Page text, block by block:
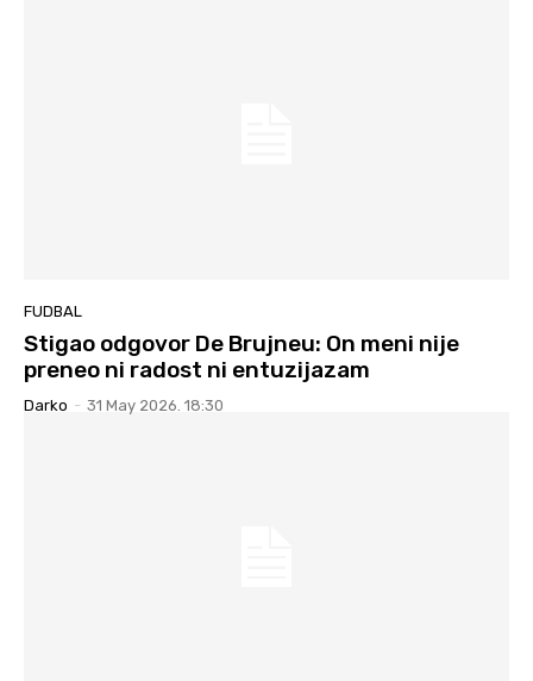
FUDBAL
Stigao odgovor De Brujneu: On meni nije
preneo ni radost ni entuzijazam
Darko - 31 May 2026. 18:30